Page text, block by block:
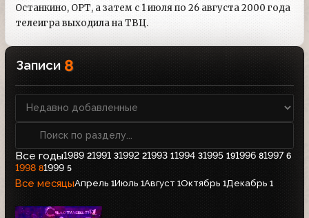
Останкино, ОРТ, а затем с 1 июля по 26 августа 2000 года
телеигра выходила на ТВЦ.
Записи 8
Все годы1989 21991 31992 21993 11994 31995 191996 81997 6
1998 81999 5
Все месяцыАпрель 1Июль 1Август 1Октябрь 1Декабрь 1